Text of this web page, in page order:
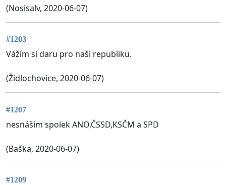
(Nosisalv, 2020-06-07)
#1203
Vážím si daru pro naši republiku.
(Židlochovice, 2020-06-07)
#1207
nesnáším spolek ANO,ČSSD,KSČM a SPD
(Baška, 2020-06-07)
#1209